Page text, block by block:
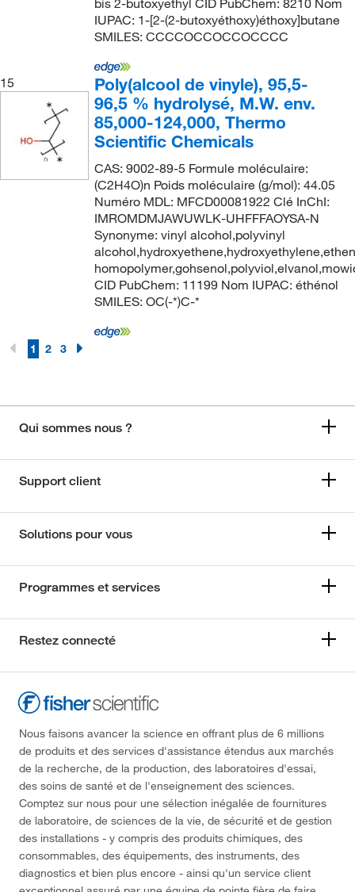
bis 2-butoxyethyl CID PubChem: 8210 Nom
IUPAC: 1-[2-(2-butoxyéthoxy)éthoxy]butane
SMILES: CCCCOCCOCCOCCCC
15
Poly(alcool de vinyle), 95,5-
96,5 % hydrolysé, M.W. env.
85,000-124,000, Thermo
Scientific Chemicals
CAS: 9002-89-5 Formule moléculaire:
(C2H4O)n Poids moléculaire (g/mol): 44.05
Numéro MDL: MFCD00081922 Clé InChI:
IMROMDMJAWUWLK-UHFFFAOYSA-N
Synonyme: vinyl alcohol,polyvinyl
CID PubChem: 11199 Nom IUPAC: éthénol
SMILES: OC(-*)C-*
1 2 3
Qui sommes nous ?
Support client
Solutions pour vous
Programmes et services
Restez connecté
Nous faisons avancer la science en offrant plus de 6 millions
de produits et des services d'assistance étendus aux marchés
de la recherche, de la production, des laboratoires d'essai,
des soins de santé et de l'enseignement des sciences.
Comptez sur nous pour une sélection inégalée de fournitures
de laboratoire, de sciences de la vie, de sécurité et de gestion
des installations - y compris des produits chimiques, des
consommables, des équipements, des instruments, des
diagnostics et bien plus encore - ainsi qu'un service client